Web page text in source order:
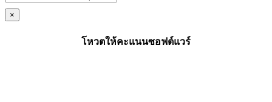
×
โหวตให้คะแนนซอฟต์แวร์